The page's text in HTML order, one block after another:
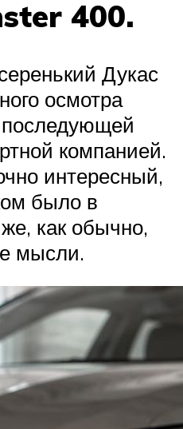
400.
Дукас
осмотра
последующей
компанией.
интересный,
было в
как обычно,
мысли.